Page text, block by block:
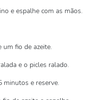
e espalhe com as mãos.
um fio de azeite.
e o picles ralado.
minutos e reserve.